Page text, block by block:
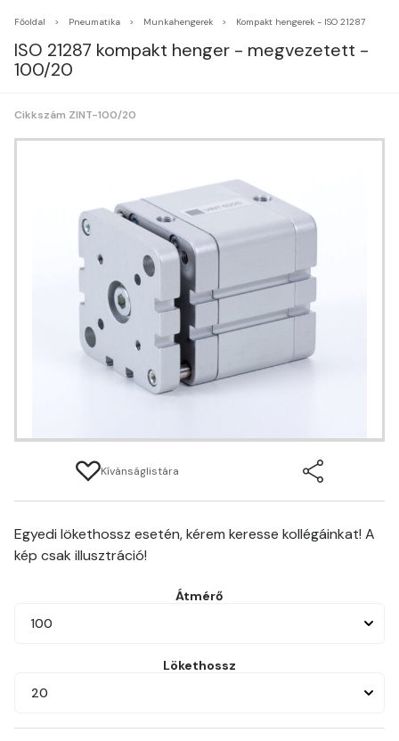
Főoldal Pneumatika Munkahengerek Kompakt hengerek - ISO 21287
ISO 21287 kompakt henger - megvezetett -
100/20
Cikkszám ZINT-100/20
Kívánságlistára
Egyedi lökethossz esetén, kérem keresse kollégáinkat! A
kép csak illusztráció!
Átmérő
100
Lökethossz
20